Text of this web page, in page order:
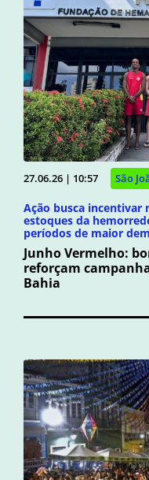
27.06.26 | 10:57 São
Ação busca incentivar
estoques da
períodos de maior
Junho Vermelho:
reforçam
Bahia